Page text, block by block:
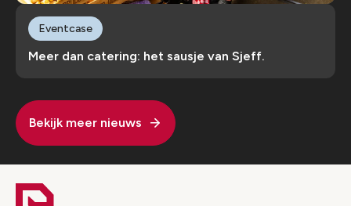
Meer dan catering: het sausje van Sjeff.
Eventcase
Bekijk meer nieuws